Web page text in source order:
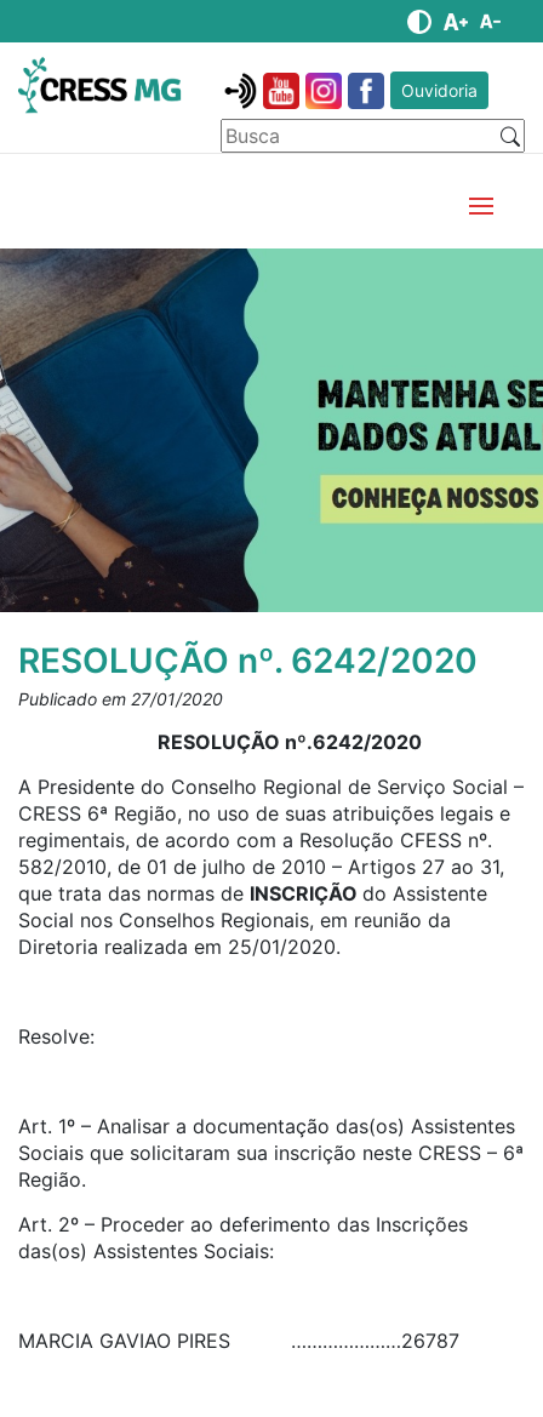
Ouvidoria
RESOLUÇÃO nº. 6242/2020
Publicado em 27/01/2020
RESOLUÇÃO nº.6242/2020
A Presidente do Conselho Regional de Serviço Social –
CRESS 6ª Região, no uso de suas atribuições legais e
regimentais, de acordo com a Resolução CFESS nº.
582/2010, de 01 de julho de 2010 – Artigos 27 ao 31,
que trata das normas de INSCRIÇÃO do Assistente
Social nos Conselhos Regionais, em reunião da
Diretoria realizada em 25/01/2020.
Resolve:
Art. 1º – Analisar a documentação das(os) Assistentes
Sociais que solicitaram sua inscrição neste CRESS – 6ª
Região.
Art. 2º – Proceder ao deferimento das Inscrições
das(os) Assistentes Sociais:
MARCIA GAVIAO PIRES …………………26787